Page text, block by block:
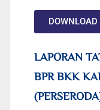
DOWNLOAD
LAPORAN
BPR BKK